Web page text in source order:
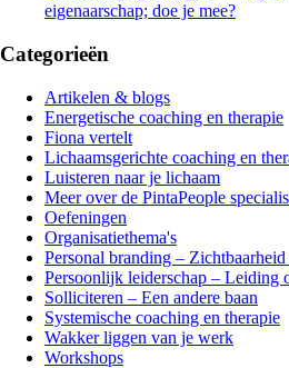
eigenaarschap; doe je mee?
Categorieën
Artikelen & blogs
Energetische coaching en therapie
Fiona vertelt
Lichaamsgerichte coaching en
Luisteren naar je lichaam
Meer over de PintaPeople
Oefeningen
Organisatiethema's
Personal branding –
Persoonlijk leiderschap – Leiding
Solliciteren – Een andere baan
Systemische coaching en therapie
Wakker liggen van je werk
Workshops